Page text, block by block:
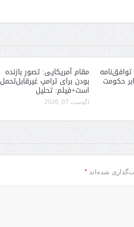
حکومت
مقام آمریکایی: تصورِ بازنده
بودن برای ترامپ غیرقابل‌تحمل
است+فیلم: تحلیل
آگوست 07, 2026
شده‌اند *